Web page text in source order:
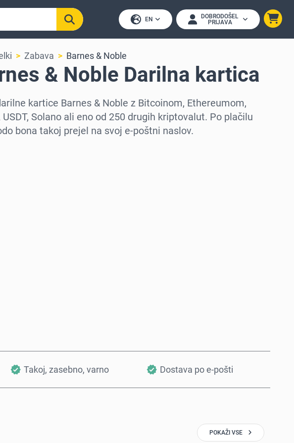
EN
DOBRODOŠEL
PRIJAVA
Zabava Barnes & Noble
& Noble Darilna kartica
kartice Barnes & Noble z Bitcoinom, Ethereumom,
USDT, Solano ali eno od 250 drugih kriptovalut. Po plačilu
bona takoj prejel na svoj e-poštni naslov.
Takoj, zasebno, varno Dostava po e-pošti
POKAŽI VSE